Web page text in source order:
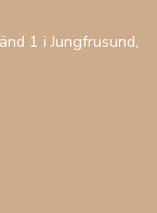
1 i Jungfrusund,